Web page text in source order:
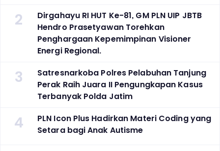
2
Dirgahayu RI HUT Ke-81, GM PLN UIP JBTB
Hendro Prasetyawan Torehkan
Penghargaan Kepemimpinan Visioner
Energi Regional.
3
Satresnarkoba Polres Pelabuhan Tanjung
Perak Raih Juara II Pengungkapan Kasus
Terbanyak Polda Jatim
4
PLN Icon Plus Hadirkan Materi Coding yang
Setara bagi Anak Autisme